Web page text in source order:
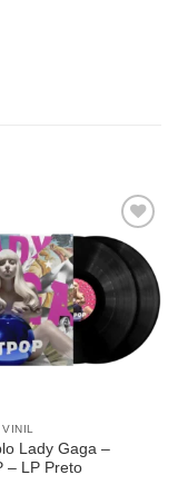
Adicionar
a lista de
desejos
Lady Gaga –
– LP Preto